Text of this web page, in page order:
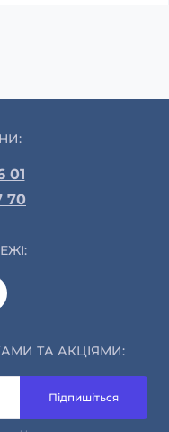
01
70
ТА АКЦІЯМИ:
Підпишіться